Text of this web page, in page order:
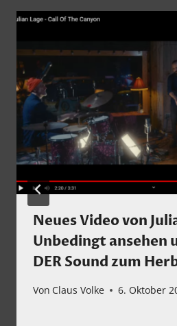
Neues Video von
Unbedingt ansehen
DER Sound zum
Von Claus Volke 6. Oktober